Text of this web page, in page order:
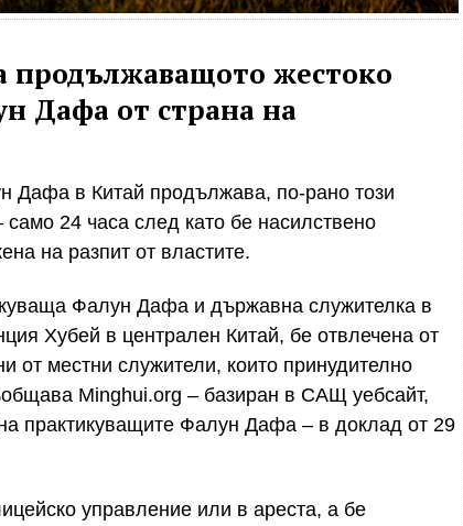
продължаващото жестоко
Дафа от страна на
Дафа в Китай продължава, по-рано този
24 часа след като бе насилствено
на разпит от властите.
Фалун Дафа и държавна служителка в
Хубей в централен Китай, бе отвлечена от
от местни служители, които принудително
Minghui.org – базиран в САЩ уебсайт,
практикуващите Фалун Дафа – в доклад от 29
управление или в ареста, а бе